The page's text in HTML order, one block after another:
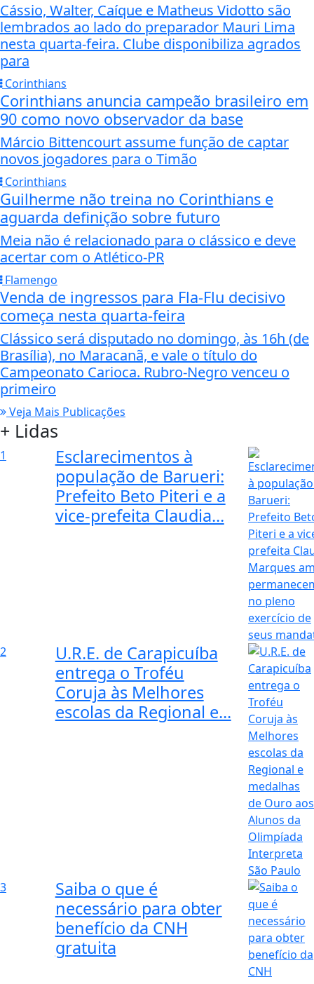
Cássio, Walter, Caíque e Matheus Vidotto são
lembrados ao lado do preparador Mauri Lima
nesta quarta-feira. Clube disponibiliza agrados
para
Corinthians
Corinthians anuncia campeão brasileiro em
90 como novo observador da base
Márcio Bittencourt assume função de captar
novos jogadores para o Timão
Corinthians
Guilherme não treina no Corinthians e
aguarda definição sobre futuro
Meia não é relacionado para o clássico e deve
acertar com o Atlético-PR
Flamengo
Venda de ingressos para Fla-Flu decisivo
começa nesta quarta-feira
Clássico será disputado no domingo, às 16h (de
Brasília), no Maracanã, e vale o título do
Campeonato Carioca. Rubro-Negro venceu o
primeiro
Veja Mais Publicações
+ Lidas
1
Esclarecimentos à
população de Barueri:
Prefeito Beto Piteri e a
vice-prefeita Claudia...
2
U.R.E. de Carapicuíba
entrega o Troféu
Coruja às Melhores
escolas da Regional e...
3
Saiba o que é
necessário para obter
benefício da CNH
gratuita